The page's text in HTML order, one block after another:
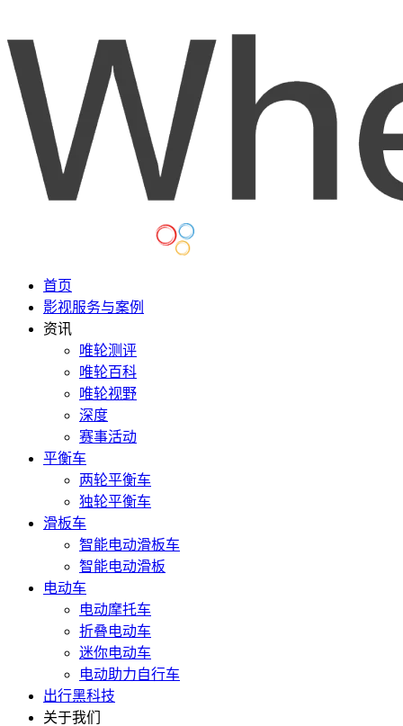
首页
影视服务与案例
资讯
唯轮测评
唯轮百科
唯轮视野
深度
赛事活动
平衡车
两轮平衡车
独轮平衡车
滑板车
智能电动滑板车
智能电动滑板
电动车
电动摩托车
折叠电动车
迷你电动车
电动助力自行车
出行黑科技
关于我们